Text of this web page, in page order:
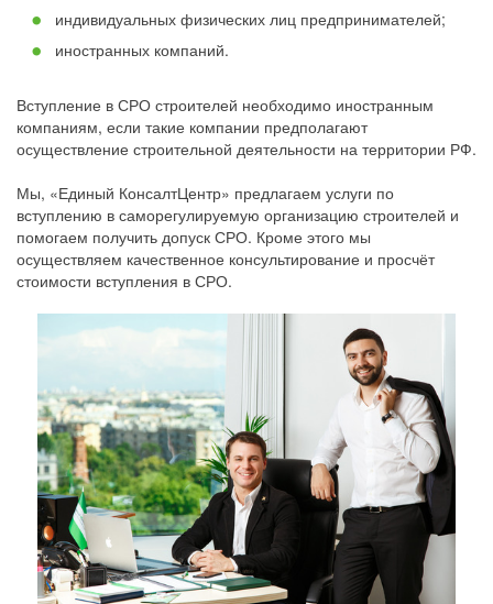
индивидуальных физических лиц предпринимателей;
иностранных компаний.
Вступление в СРО строителей необходимо иностранным
компаниям, если такие компании предполагают
осуществление строительной деятельности на территории РФ.
Мы, «Единый КонсалтЦентр» предлагаем услуги по
вступлению в саморегулируемую организацию строителей и
помогаем получить допуск СРО. Кроме этого мы
осуществляем качественное консультирование и просчёт
стоимости вступления в СРО.